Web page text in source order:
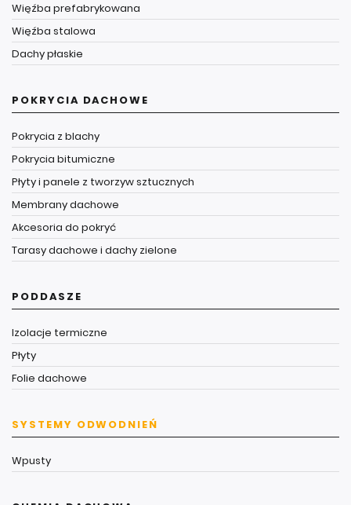
Więźba prefabrykowana
Więźba stalowa
Dachy płaskie
POKRYCIA DACHOWE
Pokrycia z blachy
Pokrycia bitumiczne
Płyty i panele z tworzyw sztucznych
Membrany dachowe
Akcesoria do pokryć
Tarasy dachowe i dachy zielone
PODDASZE
Izolacje termiczne
Płyty
Folie dachowe
SYSTEMY ODWODNIEŃ
Wpusty